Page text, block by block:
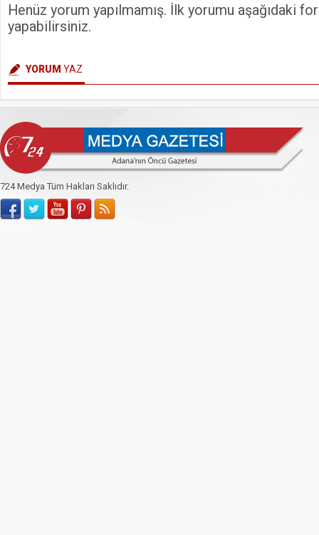
Henüz yorum yapılmamış. İlk yorumu aşağıdaki
yapabilirsiniz.
YORUM YAZ
724 Medya Tüm Hakları Saklıdır.